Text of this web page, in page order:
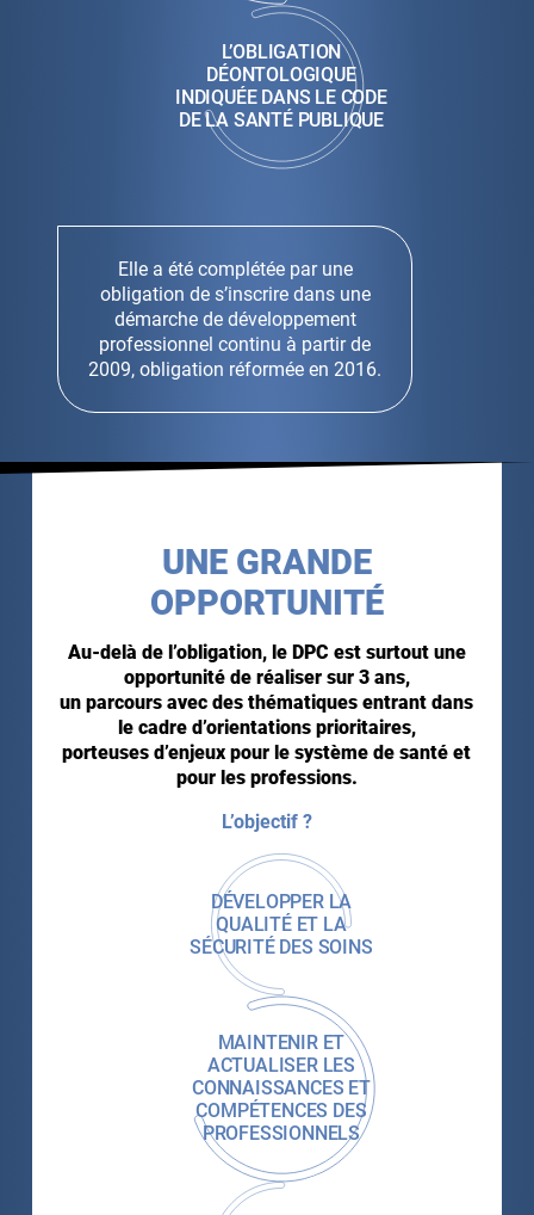
L’OBLIGATION
DÉONTOLOGIQUE
INDIQUÉE DANS LE CODE
DE LA SANTÉ PUBLIQUE
Elle a été complétée par une
obligation de s’inscrire dans une
démarche de développement
professionnel continu à partir de
2009, obligation réformée en 2016.
UNE GRANDE
OPPORTUNITÉ
Au-delà de l’obligation, le DPC est surtout une
opportunité de réaliser sur 3 ans,
un parcours avec des thématiques entrant dans
le cadre d’orientations prioritaires,
porteuses d’enjeux pour le système de santé et
pour les professions.
L’objectif ?
DÉVELOPPER LA
QUALITÉ ET LA
SÉCURITÉ DES SOINS
MAINTENIR ET
ACTUALISER LES
CONNAISSANCES ET
COMPÉTENCES DES
PROFESSIONNELS